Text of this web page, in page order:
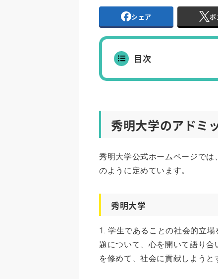
シェア ポ
目次
秀明大学のアドミ
秀明大学公式ホームページで
のように定めています。
秀明大学
1. 学生であることの社会的立
題について、心を開いて語り
を修めて、社会に貢献しよう